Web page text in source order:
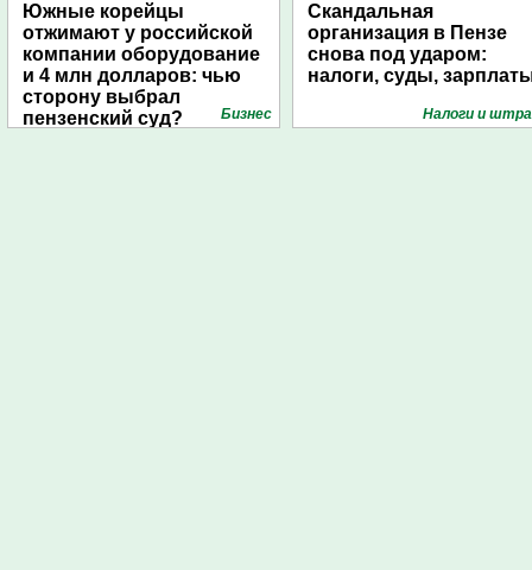
Южные корейцы
отжимают у российской
компании оборудование
и 4 млн долларов: чью
сторону выбрал
пензенский суд?
Бизнес
Скандальная
организация в Пензе
снова под ударом:
налоги, суды,
Налоги и